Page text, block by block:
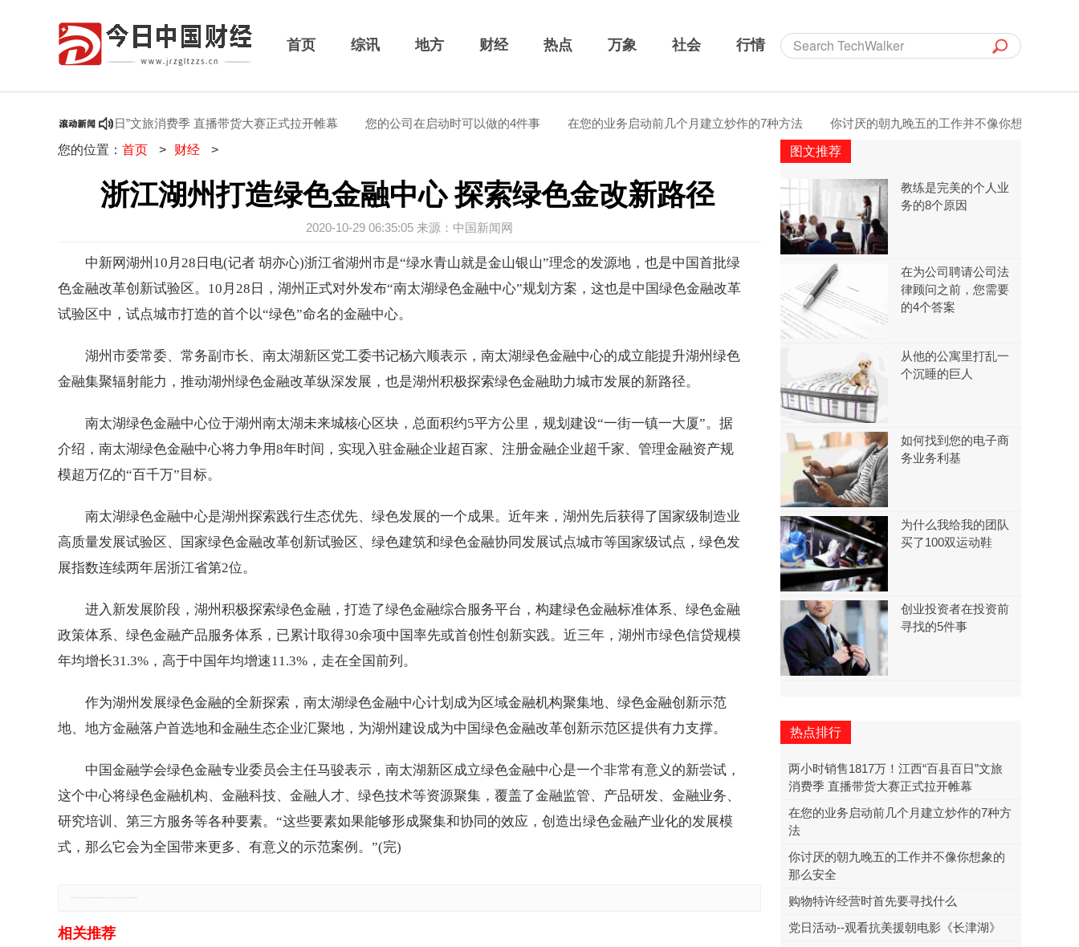
首页 综讯 地方 财经 热点 万象 社会 行情
万！江西“百县百日”文旅消费季 直播带货大赛正式拉开帷幕 您的公司在启动时可以做的4件事 在您的业务启动前几个月建立炒作的7种方法
你讨厌的朝九晚五的工作并不像你想象的那么安全
您的位置： 首页 > 财经 >
浙江湖州打造绿色金融中心 探索绿色金改新路径
2020-10-29 06:35:05 来源：中国新闻网
中新网湖州10月28日电(记者 胡亦心)浙江省湖州市是“绿水青山就是金山银山”理念的发源地，也是中国首批绿
色金融改革创新试验区。10月28日，湖州正式对外发布“南太湖绿色金融中心”规划方案，这也是中国绿色金融改革
试验区中，试点城市打造的首个以“绿色”命名的金融中心。
湖州市委常委、常务副市长、南太湖新区党工委书记杨六顺表示，南太湖绿色金融中心的成立能提升湖州绿色
金融集聚辐射能力，推动湖州绿色金融改革纵深发展，也是湖州积极探索绿色金融助力城市发展的新路径。
南太湖绿色金融中心位于湖州南太湖未来城核心区块，总面积约5平方公里，规划建设“一街一镇一大厦”。据
介绍，南太湖绿色金融中心将力争用8年时间，实现入驻金融企业超百家、注册金融企业超千家、管理金融资产规
模超万亿的“百千万”目标。
南太湖绿色金融中心是湖州探索践行生态优先、绿色发展的一个成果。近年来，湖州先后获得了国家级制造业
高质量发展试验区、国家绿色金融改革创新试验区、绿色建筑和绿色金融协同发展试点城市等国家级试点，绿色发
展指数连续两年居浙江省第2位。
进入新发展阶段，湖州积极探索绿色金融，打造了绿色金融综合服务平台，构建绿色金融标准体系、绿色金融
政策体系、绿色金融产品服务体系，已累计取得30余项中国率先或首创性创新实践。近三年，湖州市绿色信贷规模
年均增长31.3%，高于中国年均增速11.3%，走在全国前列。
作为湖州发展绿色金融的全新探索，南太湖绿色金融中心计划成为区域金融机构聚集地、绿色金融创新示范
地、地方金融落户首选地和金融生态企业汇聚地，为湖州建设成为中国绿色金融改革创新示范区提供有力支撑。
中国金融学会绿色金融专业委员会主任马骏表示，南太湖新区成立绿色金融中心是一个非常有意义的新尝试，
这个中心将绿色金融机构、金融科技、金融人才、绿色技术等资源聚集，覆盖了金融监管、产品研发、金融业务、
研究培训、第三方服务等各种要素。“这些要素如果能够形成聚集和协同的效应，创造出绿色金融产业化的发展模
式，那么它会为全国带来更多、有意义的示范案例。”(完)
图文推荐
教练是完美的个人业
务的8个原因
在为公司聘请公司法
律顾问之前，您需要
的4个答案
从他的公寓里打乱一
个沉睡的巨人
如何找到您的电子商
务业务利基
为什么我给我的团队
买了100双运动鞋
创业投资者在投资前
寻找的5件事
热点排行
两小时销售1817万！江西“百县百日”文旅
消费季 直播带货大赛正式拉开帷幕
在您的业务启动前几个月建立炒作的7种方
法
你讨厌的朝九晚五的工作并不像你想象的
那么安全
购物特许经营时首先要寻找什么
党日活动--观看抗美援朝电影《长津湖》